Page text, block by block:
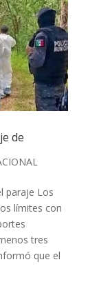
de
paraje Los
límites con
tres
que el